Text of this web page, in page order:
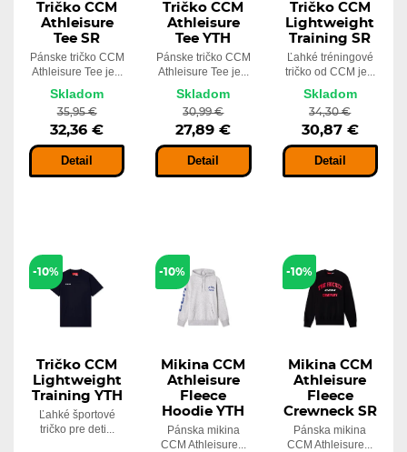
Tričko CCM
Athleisure
Tee SR
Pánske tričko CCM
Athleisure Tee je...
Skladom
35,95 €
32,36 €
Detail
Tričko CCM
Athleisure
Tee YTH
Pánske tričko CCM
Athleisure Tee je...
Skladom
30,99 €
27,89 €
Detail
Tričko CCM
Lightweight
Training SR
Ľahké tréningové
tričko od CCM je...
Skladom
34,30 €
30,87 €
Detail
-10%
Tričko CCM
Lightweight
Training YTH
Ľahké športové
tričko pre deti...
-10%
Mikina CCM
Athleisure
Fleece
Hoodie YTH
Pánska mikina
CCM Athleisure...
-10%
Mikina CCM
Athleisure
Fleece
Crewneck SR
Pánska mikina
CCM Athleisure...